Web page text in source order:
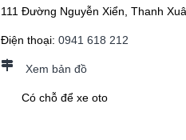
111 Đường Nguyễn Xiển, Thanh
Điện thoại: 0941 618 212
Xem bản đồ
Có chỗ để xe oto